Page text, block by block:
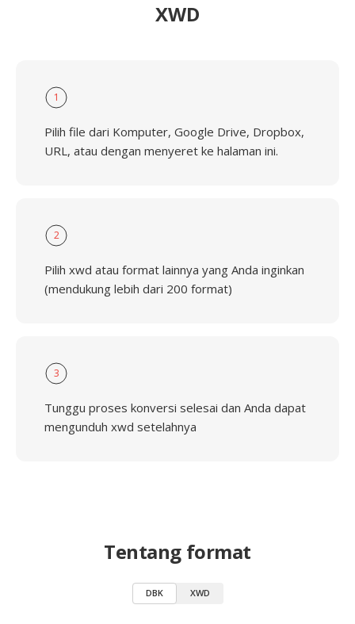
XWD
1
Pilih file dari Komputer, Google Drive, Dropbox,
URL, atau dengan menyeret ke halaman ini.
2
Pilih xwd atau format lainnya yang Anda inginkan
(mendukung lebih dari 200 format)
3
Tunggu proses konversi selesai dan Anda dapat
mengunduh xwd setelahnya
Tentang format
DBK XWD